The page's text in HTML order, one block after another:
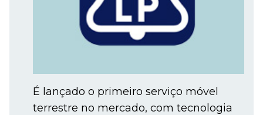
É lançado o primeiro serviço móvel
terrestre no mercado, com tecnologia